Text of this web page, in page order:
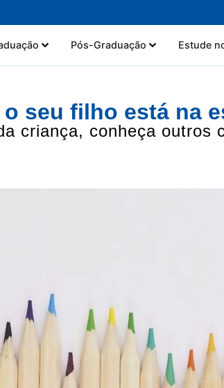
Pós-Graduação Estude
seu filho está na
criança, conheça outros